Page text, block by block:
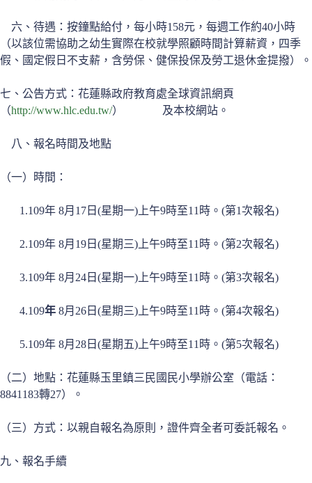
六、待遇：按鐘點給付，每小時158元，每週工作約40小時
（以該位需協助之幼生實際在校就學照顧時間計算薪資，四季
假、國定假日不支薪，含勞保、健保投保及勞工退休金提撥）。
七、公告方式：花蓮縣政府教育處全球資訊網頁
（http://www.hlc.edu.tw/） 及本校網站。
八、報名時間及地點
（一）時間：
1.109年 8月17日(星期一)上午9時至11時。(第1次報名)
2.109年 8月19日(星期三)上午9時至11時。(第2次報名)
3.109年 8月24日(星期一)上午9時至11時。(第3次報名)
4.109年 8月26日(星期三)上午9時至11時。(第4次報名)
5.109年 8月28日(星期五)上午9時至11時。(第5次報名)
（二）地點：花蓮縣玉里鎮三民國民小學辦公室（電話：
8841183轉27）。
（三）方式：以親自報名為原則，證件齊全者可委託報名。
九、報名手續